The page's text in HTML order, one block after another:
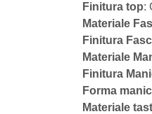
Finitura top:
Materiale
Finitura
Materiale
Finitura
Forma
Materiale